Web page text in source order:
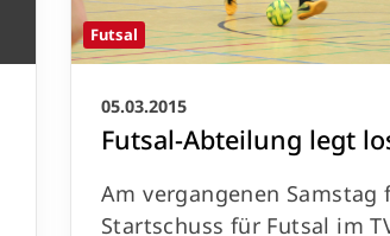
Futsal
05.03.2015
Futsal-Abteilung legt
Am vergangenen Samstag
Startschuss für Futsal im